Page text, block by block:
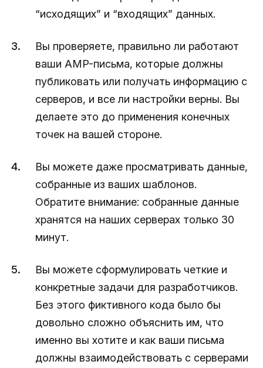
“исходящих” и “входящих” данных.
Вы проверяете, правильно ли работают
ваши AMP-письма, которые должны
публиковать или получать информацию с
серверов, и все ли настройки верны. Вы
делаете это до применения конечных
точек на вашей стороне.
Вы можете даже просматривать данные,
собранные из ваших шаблонов.
Обратите внимание: собранные данные
хранятся на наших серверах только 30
минут.
Вы можете сформулировать четкие и
конкретные задачи для разработчиков.
Без этого фиктивного кода было бы
довольно сложно объяснить им, что
именно вы хотите и как ваши письма
должны взаимодействовать с серверами